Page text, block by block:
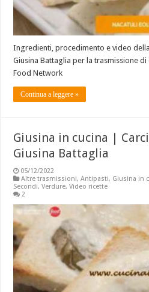
Ingredienti, procedimento e video
Giusina Battaglia per la trasmissione di
Food Network
Continua a leggere »
Giusina in cucina |
Giusina Battaglia
05/12/2022
Altre trasmissioni,Antipasti, Giusina in
Secondi,Verdure,Video ricette
2